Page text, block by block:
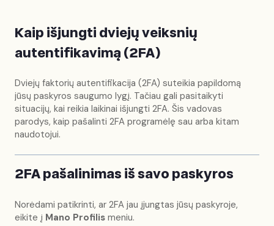
Kaip išjungti dviejų veiksnių
autentifikavimą (2FA)
Dviejų faktorių autentifikacija (2FA) suteikia papildomą
jūsų paskyros saugumo lygį. Tačiau gali pasitaikyti
situacijų, kai reikia laikinai išjungti 2FA. Šis vadovas
parodys, kaip pašalinti 2FA programėlę sau arba kitam
naudotojui.
2FA pašalinimas iš savo paskyros
Norėdami patikrinti, ar 2FA jau įjungtas jūsų paskyroje,
eikite į Mano Profilis meniu.